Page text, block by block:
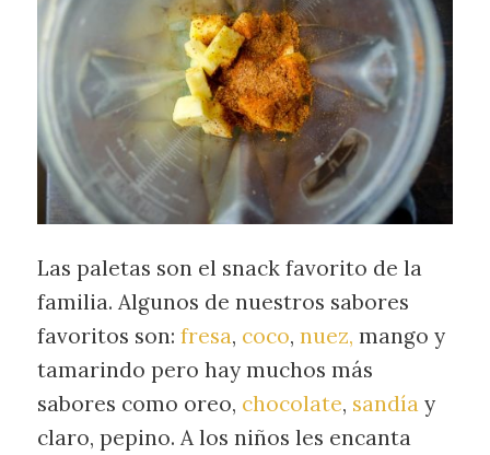
Las paletas son el snack favorito de la
familia. Algunos de nuestros sabores
favoritos son: fresa, coco, nuez, mango y
tamarindo pero hay muchos más
sabores como oreo, chocolate, sandíay
claro, pepino. A los niños les encanta